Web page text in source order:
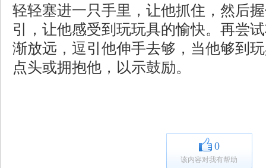
轻轻塞进一只手里，让他抓住，然后
引，让他感受到玩玩具的愉快。再尝
渐放远，逗引他伸手去够，当他够到
点头或拥抱他，以示鼓励。
0
该内容对我有帮助